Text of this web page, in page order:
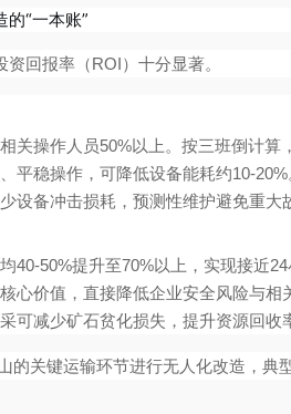
“一本账”
回报率（ROI）十分显著。
关操作人员50%以上。按三班倒计算
平稳操作，可降低设备能耗约10-20%
设备冲击损耗，预测性维护避免重大
40-50%提升至70%以上，实现接近24
心价值，直接降低企业安全风险与相
可减少矿石贫化损失，提升资源回收
的关键运输环节进行无人化改造，典